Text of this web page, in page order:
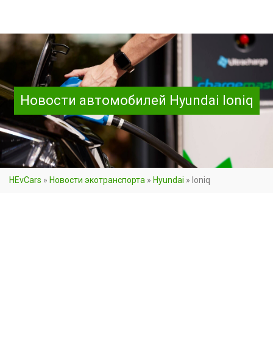
Новости автомобилей Hyundai Ioniq
HEvCars » Новости экотранспорта » Hyundai » Ioniq